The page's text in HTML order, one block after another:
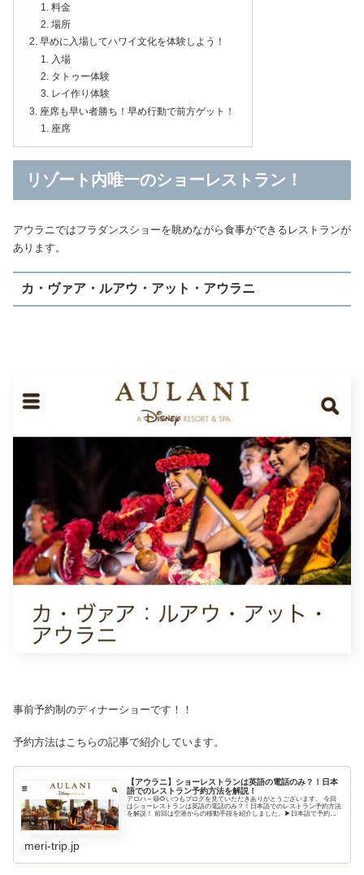
料金
場所
早めに入場してハワイ文化を体験しよう！
入場
タトゥー体験
レイ作り体験
座席も早い者勝ち！早め行動で前方ゲット！
座席
リゾート内唯一のショーレストラン！
アウラニではフラダンスショーを眺めながら食事ができるレストランが
あります。
カ・ヴァア・ルアウ・アット・アウラニ
事前予約制のディナーショーです！！
予約方法はこちらの記事で紹介しています。
【アウラニ】ショーレストランは英語の電話のみ？！日本
語でのレストラン予約方法を解説！
アロハ～😆🌻いつもブログを見ていただきありがとうございます。 今回
はショーレストランは英語の電話のみ？！日本語でのレストラン予約方法
を解説！ 前回は空港からの移動手段を紹介しました。▶日本語で予約で
meri-trip.jp